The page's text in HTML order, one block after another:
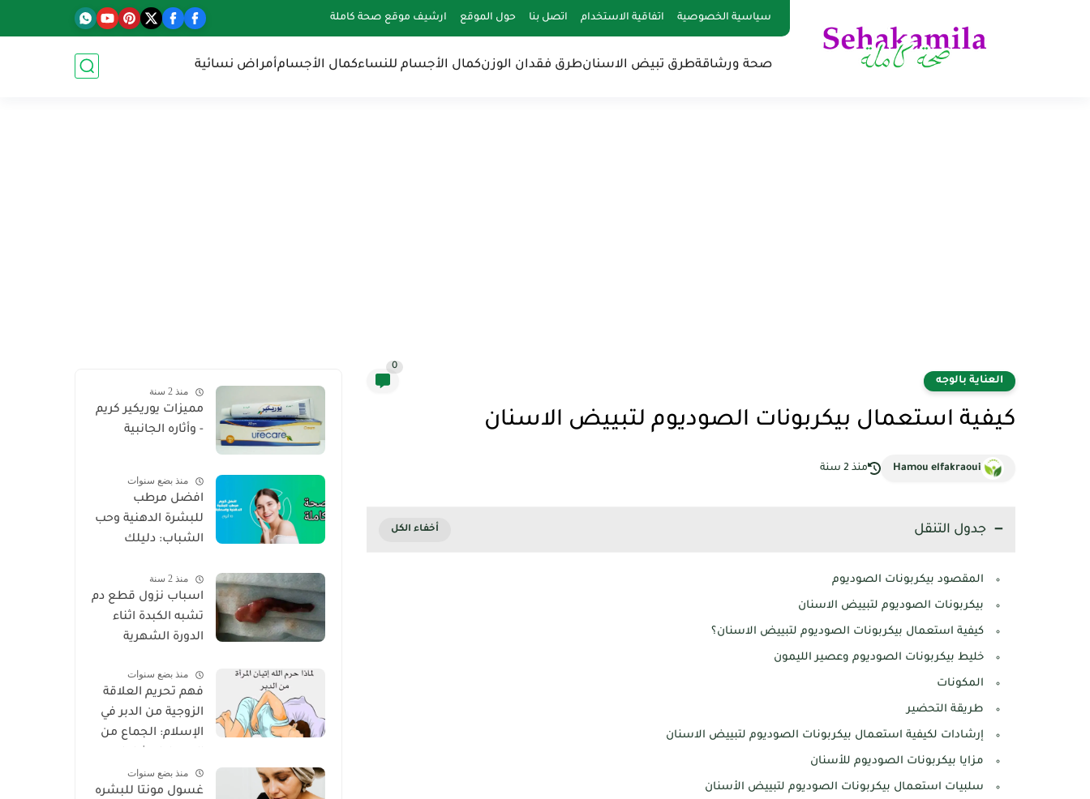
سياسية الخصوصية اتفاقية الاستخدام اتصل بنا حول الموقع ارشيف موقع صحة كاملة
صحة ورشاقةطرق تبيض الاسنانطرق فقدان الوزنكمال الأجسام للنساءكمال الأجسامأمراض نسائية
العناية بالوجه
0
كيفية استعمال بيكربونات الصوديوم لتبييض الاسنان
Hamou elfakraoui منذ 2 سنة
جدول التنقل
المقصود بيكربونات الصوديوم
بيكربونات الصوديوم لتبييض الاسنان
كيفية استعمال بيكربونات الصوديوم لتبييض الاسنان؟
خليط بيكربونات الصوديوم وعصير الليمون
المكونات
طريقة التحضير
إرشادات لكيفية استعمال بيكربونات الصوديوم لتبييض الاسنان
مزايا بيكربونات الصوديوم للأسنان
سلبيات استعمال بيكربونات الصوديوم لتبييض الأسنان
منذ 2 سنة
مميزات يوريكير كريم
- وأثاره الجانبية
منذ بضع سنوات
افضل مرطب
للبشرة الدهنية وحب
الشباب: دليلك
الصحيحة 2025
منذ 2 سنة
اسباب نزول قطع دم
تشبه الكبدة اثناء
الدورة الشهرية
منذ بضع سنوات
فهم تحريم العلاقة
الزوجية من الدبر في
الإسلام: الجماع من
منذ بضع سنوات
غسول مونتا للبشره